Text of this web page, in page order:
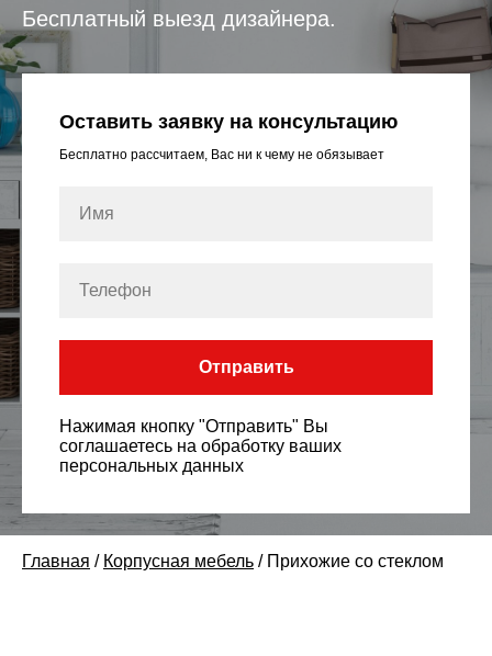
Бесплатный выезд дизайнера.
Оставить заявку на консультацию
Бесплатно рассчитаем, Вас ни к чему не обязывает
Отправить
Нажимая кнопку "Отправить" Вы
соглашаетесь на обработку ваших
персональных данных
Главная / Корпусная мебель / Прихожие со стеклом